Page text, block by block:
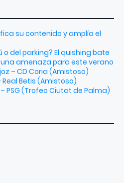
su contenido y amplía el
o del parking? El quishing bate
amenaza para este verano
– CD Coria (Amistoso)
Betis (Amistoso)
PSG (Trofeo Ciutat de Palma)